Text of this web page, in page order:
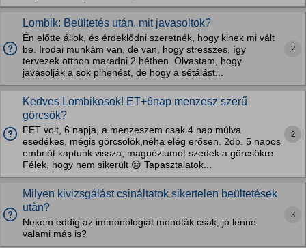
Lombik: Beültetés után, mit javasoltok?
Én előtte állok, és érdeklődni szeretnék, hogy kinek mi vált
be. Irodai munkám van, de van, hogy stresszes, így
tervezek otthon maradni 2 hétben. Olvastam, hogy
javasolják a sok pihenést, de hogy a sétálást...
2
Kedves Lombikosok! ET+6nap menzesz szerű
görcsök?
FET volt, 6 napja, a menzeszem csak 4 nap múlva
esedékes, mégis görcsölök,néha elég erősen. 2db. 5 napos
embriót kaptunk vissza, magnéziumot szedek a görcsökre.
Félek, hogy nem sikerült 😔 Tapasztalatok...
2
Milyen kivizsgálást csináltatok sikertelen beültetések
utàn?
Nekem eddig az immonologiàt mondtàk csak, jó lenne
valami más is?
3